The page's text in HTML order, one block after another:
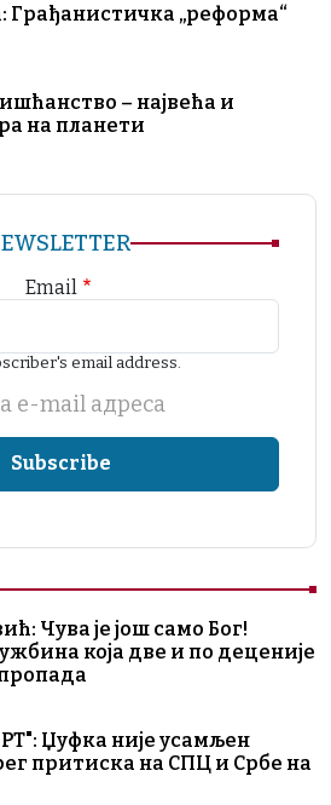
Грађанистичка „реформа“
– највећа и
на планети
Email
email address.
е-mail адреса
Чува је још само Бог!
која две и по деценије
Џуфка није усамљен
притиска на СПЦ и Србе на